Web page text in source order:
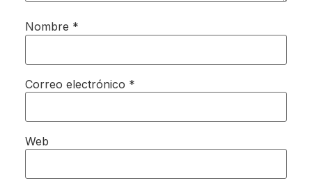
Nombre *
Correo electrónico *
Web